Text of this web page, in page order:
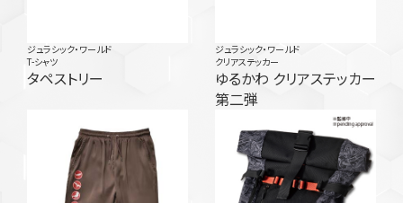
ジュラシック・ワールド
T-シャツ
タペストリー
ジュラシック・ワールド
クリアステッカー
ゆるかわ クリアステッカー
第二弾